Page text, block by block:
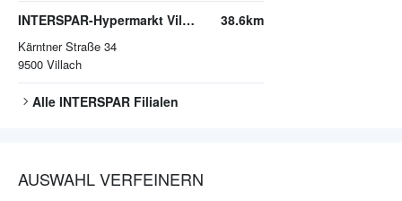
INTERSPAR-Hypermarkt Villach, ATRIO
Kärntner Straße 34
9500 Villach
38.6km
Alle INTERSPAR Filialen
AUSWAHL VERFEINERN